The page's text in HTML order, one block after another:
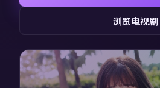
浏览电视剧